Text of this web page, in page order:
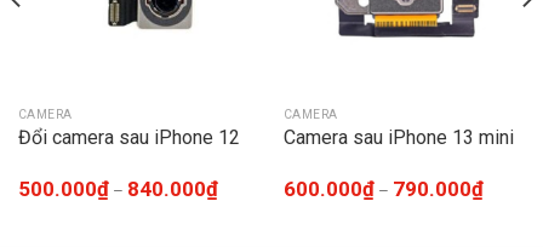
CAMERA
Đổi camera sau iPhone 12
500.000₫– 840.000₫
CAMERA
Camera sau iPhone 13 mini
600.000₫– 790.000₫